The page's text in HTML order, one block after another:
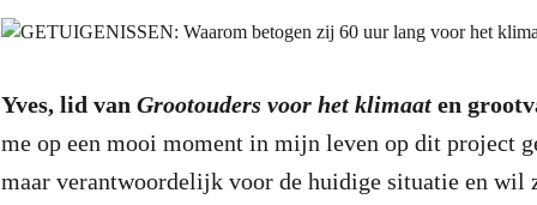
Yves, lid van Grootouders voor het klimaat en
me op een mooi moment in mijn leven op dit project
maar verantwoordelijk voor de huidige situatie en wil